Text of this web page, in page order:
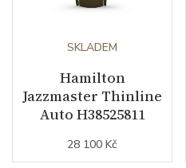
Řemínek / Spona
Barva řemínku
SKLADEM
Hamilton
Jazzmaster Thinline
Auto H38525811
28 100 Kč